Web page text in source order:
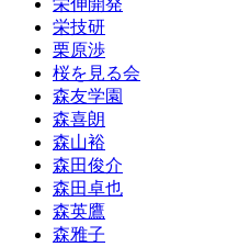
栄伸開発
栄技研
栗原渉
桜を見る会
森友学園
森喜朗
森山裕
森田俊介
森田卓也
森英鷹
森雅子